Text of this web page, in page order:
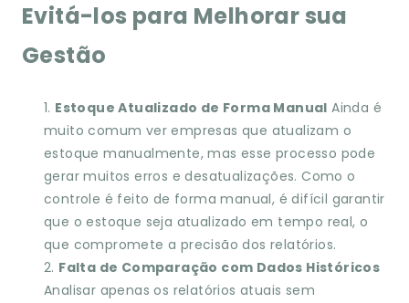
Evitá-los para Melhorar sua
Gestão
Estoque Atualizado de Forma Manual Ainda é
muito comum ver empresas que atualizam o
estoque manualmente, mas esse processo pode
gerar muitos erros e desatualizações. Como o
controle é feito de forma manual, é difícil garantir
que o estoque seja atualizado em tempo real, o
que compromete a precisão dos relatórios.
Falta de Comparação com Dados Históricos
Analisar apenas os relatórios atuais sem